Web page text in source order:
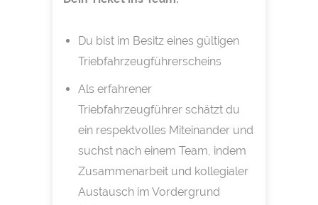
Du bist im Besitz eines gültigen
Triebfahrzeugführerscheins
Als erfahrener
Triebfahrzeugführer schätzt du
ein respektvolles Miteinander und
suchst nach einem Team, indem
Zusammenarbeit und kollegialer
Austausch im Vordergrund